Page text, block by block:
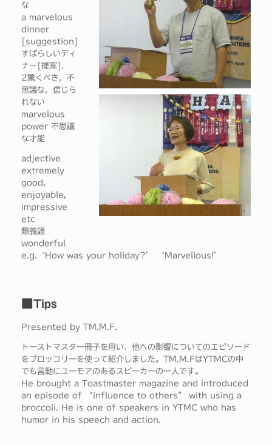
な
a marvelous
dinner
[suggestion]
すばらしいディ
ナー[提案].
2驚くべき，不
思議な，信じら
れない
marvelous
power 不思議
な才能
adjective
extremely
good,
enjoyable,
impressive
etc
類義語
wonderful
e.g.‘How was your holiday?’ ‘Marvellous!’
■Tips
Presented by TM.M.F.
トーストマスター冊子を用い、他への影響についてのエピソード
をブロッコリーを使って紹介しました。TM.M.FはYTMCの中
でも言動にユーモアのあるスピーカーの一人です。
He brought a Toastmaster magazine and introduced
an episode of “influence to others” with using a
broccoli. He is one of speakers in YTMC who has
humor in his speech and action.